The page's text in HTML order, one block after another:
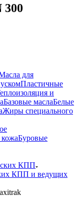
для
Пластичные
и
Базовые маслаБелые
Жиры специального
кожаБуровые
КПП
КПП и ведущих